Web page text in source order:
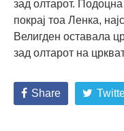
зад олтарот.
покрај тоа Ленка,
Велигден оставала
зад олтарот на
Share